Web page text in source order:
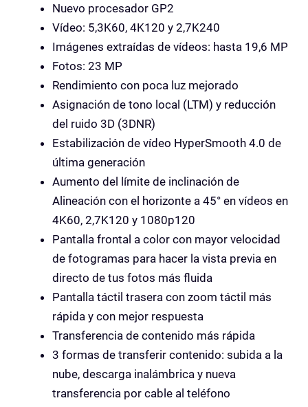
Nuevo procesador GP2
Vídeo: 5,3K60, 4K120 y 2,7K240
Imágenes extraídas de vídeos: hasta 19,6 MP
Fotos: 23 MP
Rendimiento con poca luz mejorado
Asignación de tono local (LTM) y reducción
del ruido 3D (3DNR)
Estabilización de vídeo HyperSmooth 4.0 de
última generación
Aumento del límite de inclinación de
Alineación con el horizonte a 45° en vídeos en
4K60, 2,7K120 y 1080p120
Pantalla frontal a color con mayor velocidad
de fotogramas para hacer la vista previa en
directo de tus fotos más fluida
Pantalla táctil trasera con zoom táctil más
rápida y con mejor respuesta
Transferencia de contenido más rápida
3 formas de transferir contenido: subida a la
nube, descarga inalámbrica y nueva
transferencia por cable al teléfono